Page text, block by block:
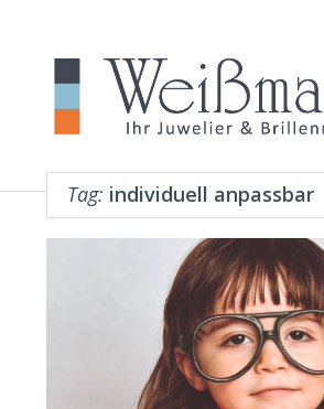
Tag: individuell anpassbar